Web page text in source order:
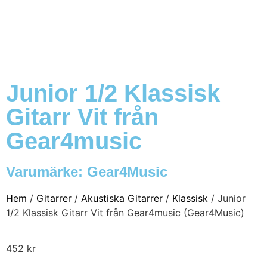
Junior 1/2 Klassisk
Gitarr Vit från
Gear4music
Varumärke: Gear4Music
Hem / Gitarrer / Akustiska Gitarrer / Klassisk / Junior
1/2 Klassisk Gitarr Vit från Gear4music (Gear4Music)
452 kr